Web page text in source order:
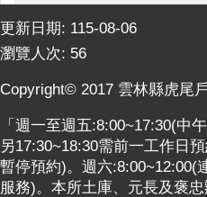
更新日期: 115-08-06
瀏覽人次: 56
Copyright© 2017 雲林縣虎尾
「週一至週五:8:00~17:30(中
另17:30~18:30需前一工作日
暫停預約)。週六:8:00~12:00(
服務)。本所土庫、元長及褒